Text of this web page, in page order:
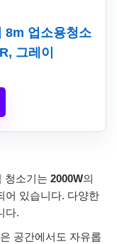
8m 업소용청소
그레이
청소기는 2000W의
어 있습니다. 다양한
다.
공간에서도 자유롭